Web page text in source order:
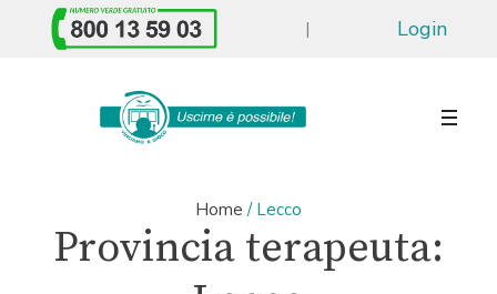
| Login
Home / Lecco
Provincia terapeuta: